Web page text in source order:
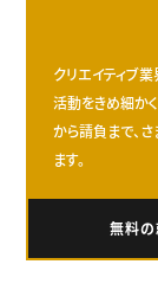
クリエイティブ
活動をきめ細か
から請負まで、
ます。
無料の